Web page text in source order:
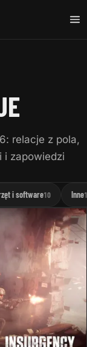
relacje z pola,
i zapowiedzi
i software10 Inne